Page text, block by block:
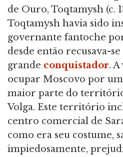
de Ouro, Toqtamysh (c.
Toqtamysh havia sido
governante fantoche
desde então recusava-
grande conquistador.
ocupar Moscovo por
maior parte do
Volga. Este território
centro comercial de
como era seu costume,
impiedosamente,